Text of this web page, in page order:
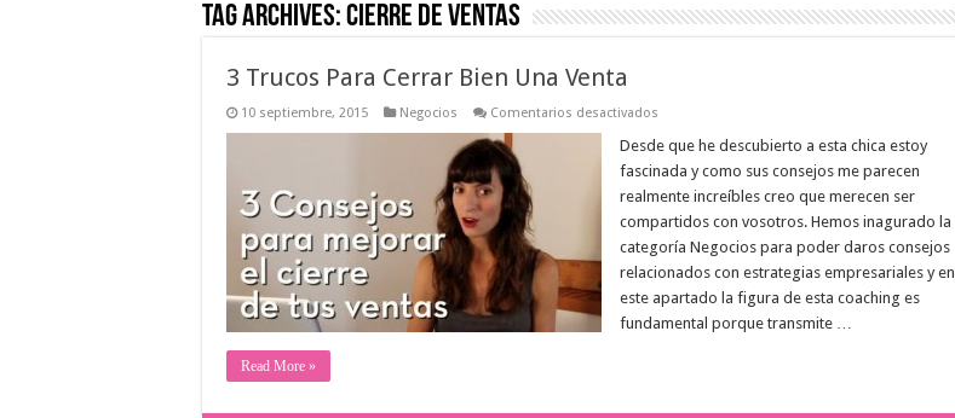
Tag Archives:Cierre de ventas
3 Trucos Para Cerrar Bien Una Venta
10 septiembre, 2015 Negocios Comentarios desactivados
Trucos
Para
Cerrar
Bien
Una
Venta
Desde que he descubierto a esta chica estoy
fascinada y como sus consejos me parecen
realmente increíbles creo que merecen ser
compartidos con vosotros. Hemos inagurado la
categoría Negocios para poder daros consejos
relacionados con estrategias empresariales y en
este apartado la figura de esta coaching es
fundamental porque transmite …
Read More »